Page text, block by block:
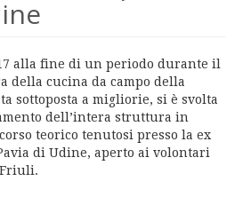
alla fine di un periodo durante il
della cucina da campo della
sottoposta a migliorie, si è svolta
dell’intera struttura in
teorico tenutosi presso la ex
di Udine, aperto ai volontari